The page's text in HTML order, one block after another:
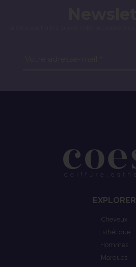
EXPLORER
Cheveux
Esthétique
Hommes
Marques